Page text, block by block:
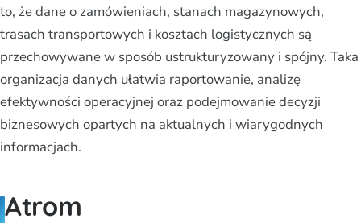
to, że dane o zamówieniach, stanach magazynowych,
trasach transportowych i kosztach logistycznych są
przechowywane w sposób ustrukturyzowany i spójny. Taka
organizacja danych ułatwia raportowanie, analizę
efektywności operacyjnej oraz podejmowanie decyzji
biznesowych opartych na aktualnych i wiarygodnych
informacjach.
Atrom